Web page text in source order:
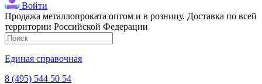
Войти
Продажа металлопроката оптом и в розницу. Доставка по всей
территории Российской Федерации
Единая справочная
8 (495) 544 50 54